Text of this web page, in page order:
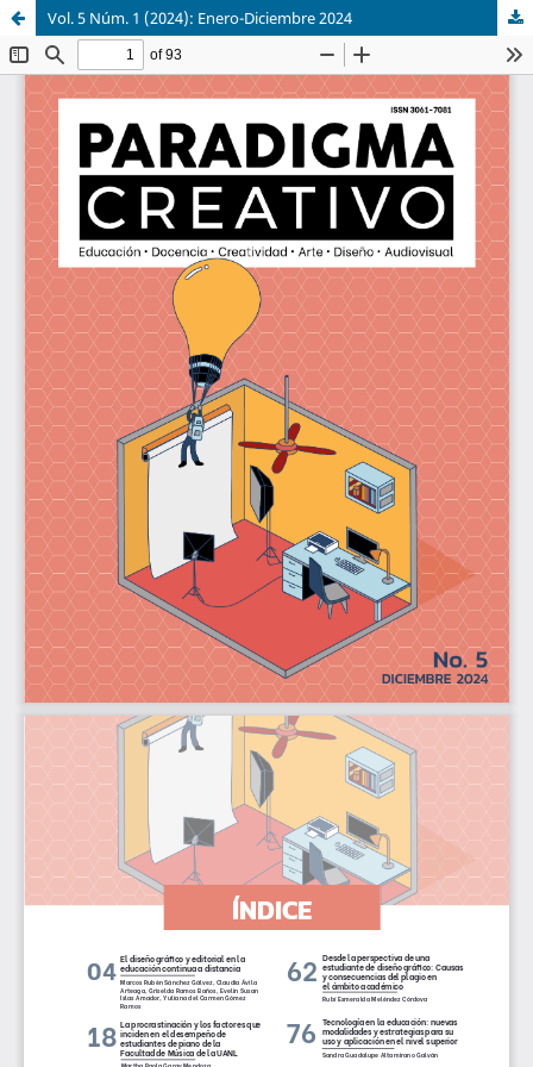
Vol. 5 Núm. 1 (2024): Enero-Diciembre 2024